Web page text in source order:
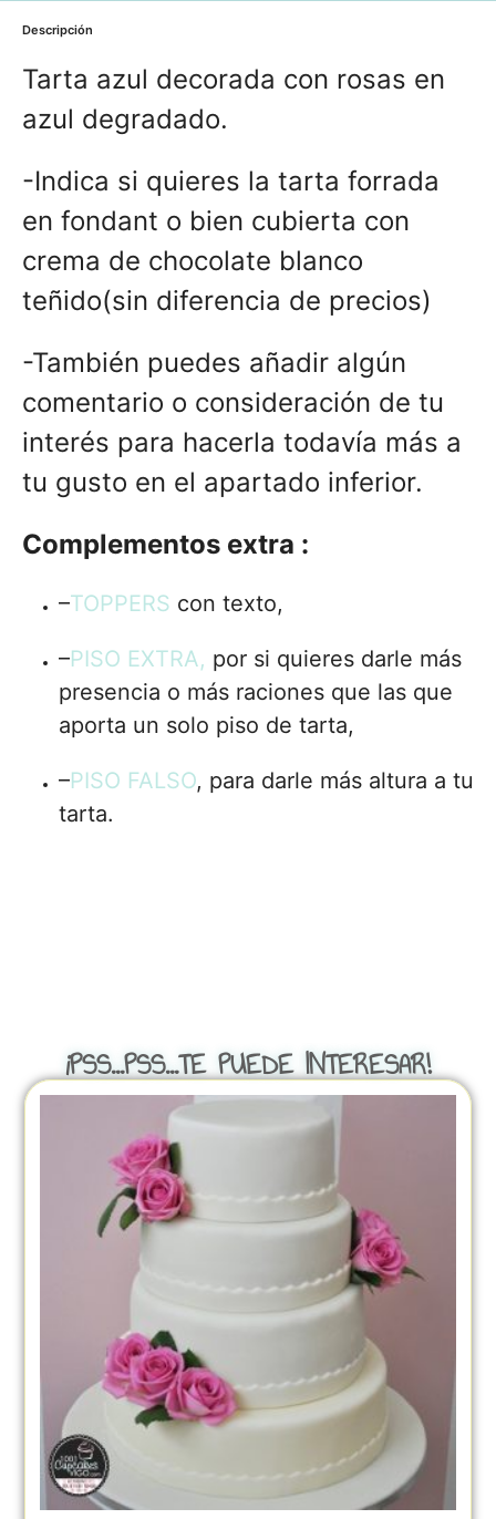
Descripción
Tarta azul decorada con rosas en
azul degradado.
-Indica si quieres la tarta forrada
en fondant o bien cubierta con
crema de chocolate blanco
teñido(sin diferencia de precios)
-También puedes añadir algún
comentario o consideración de tu
interés para hacerla todavía más a
tu gusto en el apartado inferior.
Complementos extra :
–TOPPERS con texto,
–PISO EXTRA, por si quieres darle más
presencia o más raciones que las que
aporta un solo piso de tarta,
–PISO FALSO, para darle más altura a tu
tarta.
¡PSS...PSS...TE PUEDE INTERESAR!